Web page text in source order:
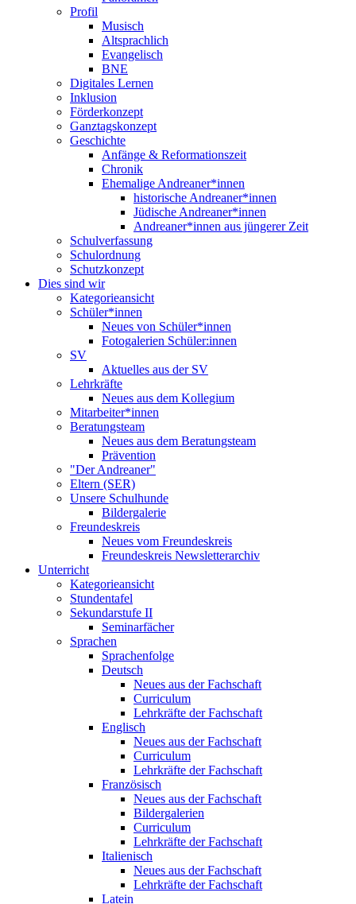
Profil
Musisch
Altsprachlich
Evangelisch
BNE
Digitales Lernen
Inklusion
Förderkonzept
Ganztagskonzept
Geschichte
Anfänge & Reformationszeit
Chronik
Ehemalige Andreaner*innen
historische Andreaner*innen
Jüdische Andreaner*innen
Andreaner*innen aus jüngerer Zeit
Schulverfassung
Schulordnung
Schutzkonzept
Dies sind wir
Kategorieansicht
Schüler*innen
Neues von Schüler*innen
Fotogalerien Schüler:innen
SV
Aktuelles aus der SV
Lehrkräfte
Neues aus dem Kollegium
Mitarbeiter*innen
Beratungsteam
Neues aus dem Beratungsteam
Prävention
"Der Andreaner"
Eltern (SER)
Unsere Schulhunde
Bildergalerie
Freundeskreis
Neues vom Freundeskreis
Freundeskreis Newsletterarchiv
Unterricht
Kategorieansicht
Stundentafel
Sekundarstufe II
Seminarfächer
Sprachen
Sprachenfolge
Deutsch
Neues aus der Fachschaft
Curriculum
Lehrkräfte der Fachschaft
Englisch
Neues aus der Fachschaft
Curriculum
Lehrkräfte der Fachschaft
Französisch
Neues aus der Fachschaft
Bildergalerien
Curriculum
Lehrkräfte der Fachschaft
Italienisch
Neues aus der Fachschaft
Lehrkräfte der Fachschaft
Latein